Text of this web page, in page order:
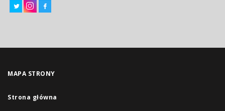
MAPA STRONY
Strona główna